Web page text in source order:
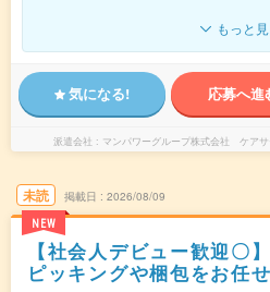
もっと
気になる! 応募へ進
派遣会社 マンパワーグループ株式会社 ケア
未読
NEW
掲載日 2026/08/09
【社会人デビュー歓迎〇
ピッキングや梱包をお任せ